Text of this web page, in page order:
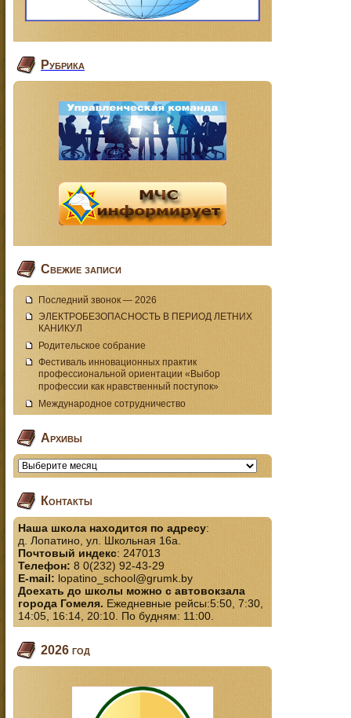
Рубрика
Свежие записи
Последний звонок — 2026
ЭЛЕКТРОБЕЗОПАСНОСТЬ В ПЕРИОД ЛЕТНИХ
КАНИКУЛ
Родительское собрание
Фестиваль инновационных практик
профессиональной ориентации «Выбор
профессии как нравственный поступок»
Международное сотрудничество
Архивы
Контакты
Наша школа находится по адресу:
д. Лопатино, ул. Школьная 16а.
Почтовый индекс: 247013
Телефон:8 0(232) 92-43-29
E-mail:lopatino_school@grumk.by
Доехать до школы можно с автовокзала
города Гомеля. Ежедневные рейсы:5:50, 7:30,
14:05, 16:14, 20:10. По будням: 11:00.
2026 год